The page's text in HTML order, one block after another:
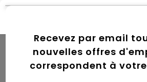
Error while getting user